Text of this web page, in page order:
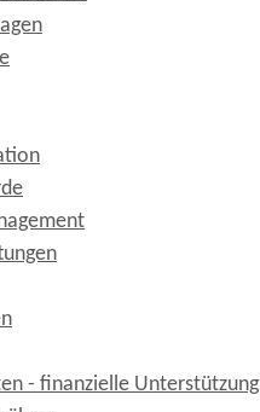
- finanzielle Unterstützung